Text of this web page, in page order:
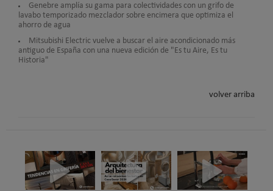
Genebre amplía su gama para colectividades con un grifo de
lavabo temporizado mezclador sobre encimera que optimiza el
ahorro de agua
Mitsubishi Electric vuelve a buscar el aire acondicionado más
antiguo de España con una nueva edición de "Es tu Aire, Es tu
Historia"
volver arriba